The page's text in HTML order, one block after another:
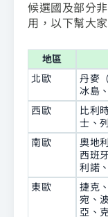
候選國及部分
用，以下幫大
地區
北歐
丹麥
冰島
西歐
比利
士、
南歐
奧地
西班
利諾
東歐
捷克
宛、
亞、